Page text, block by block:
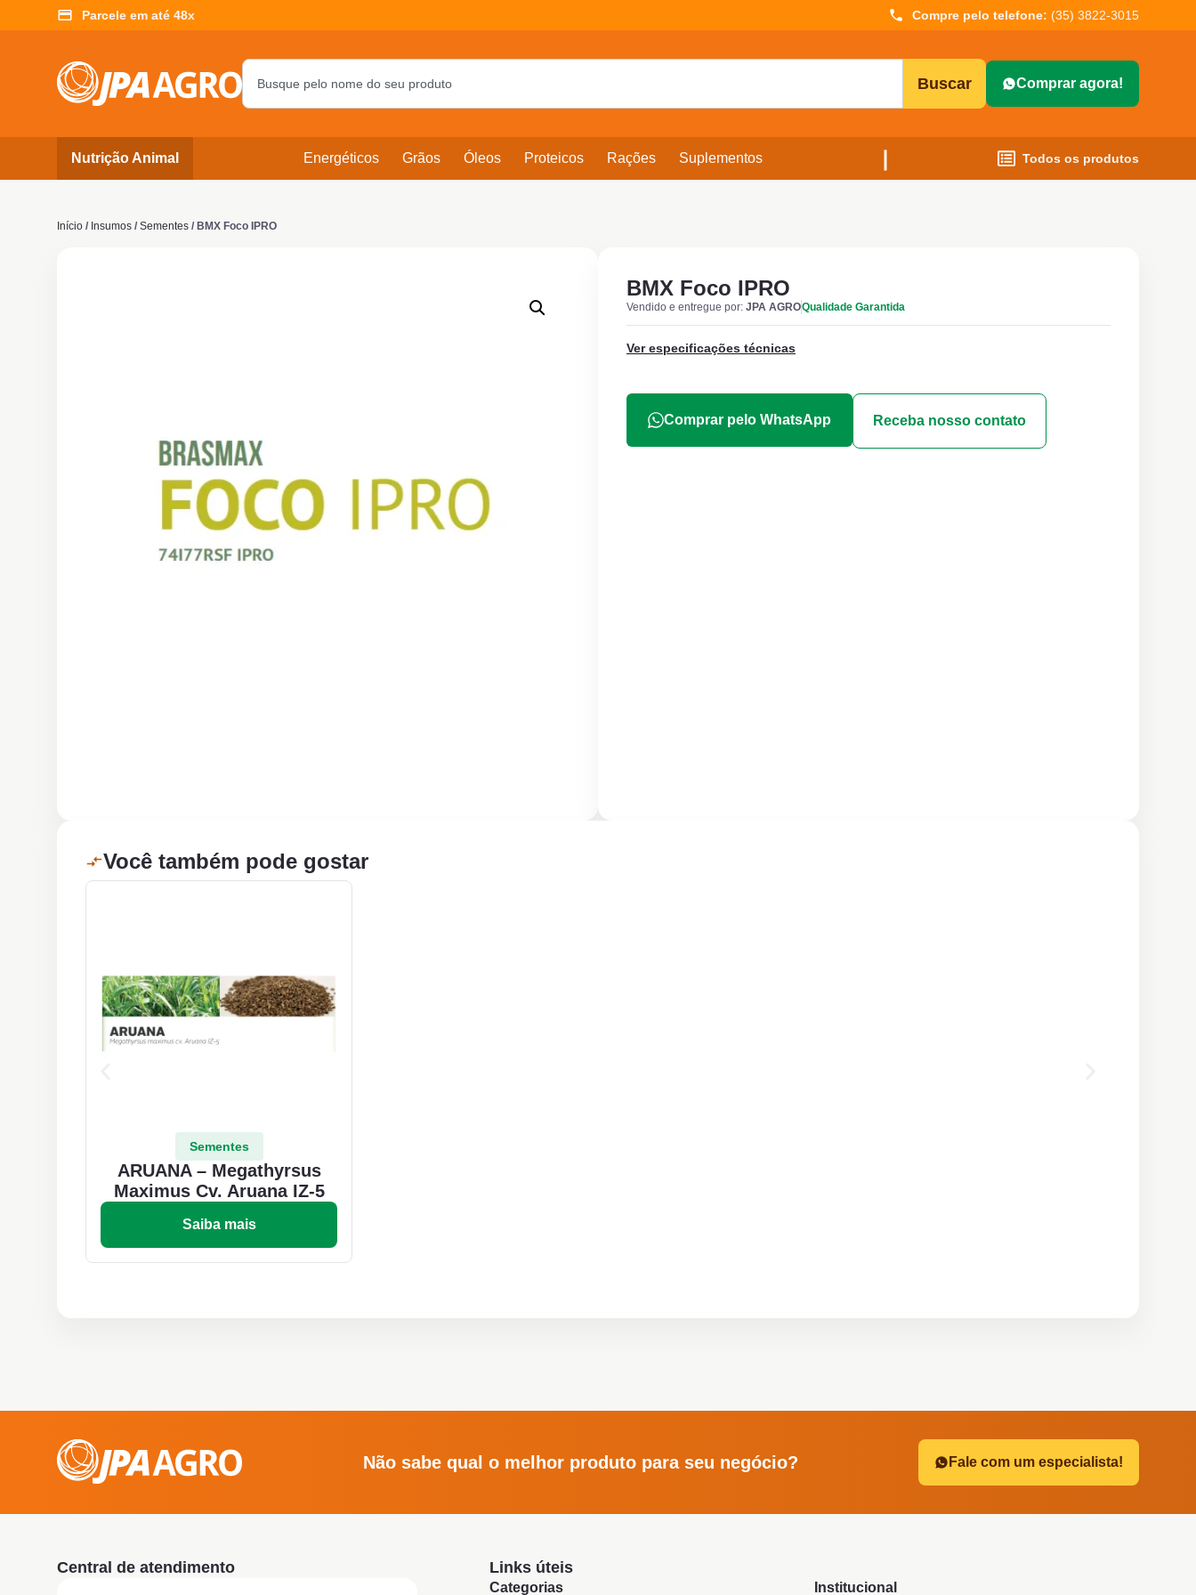
Parcele em até 48x Compre pelo telefone: (35) 3822-3015
Buscar Comprar agora!
Nutrição Animal Energéticos Grãos Óleos Proteicos Rações Suplementos Todos os produtos
Início / Insumos / Sementes / BMX Foco IPRO
BMX Foco IPRO
Vendido e entregue por: JPA AGROQualidade Garantida
Ver especificações técnicas
Comprar pelo WhatsApp Receba nosso contato
Você também pode gostar
Sementes
ARUANA – Megathyrsus
Maximus Cv. Aruana IZ-5
Saiba mais
Não sabe qual o melhor produto para seu negócio? Fale com um especialista!
Central de atendimento Links úteis
Categorias Institucional